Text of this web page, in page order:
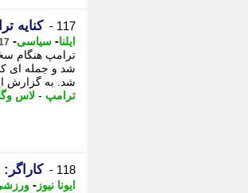
117 - کنایه
ایلنا- سیاسی- 17 ساعت پیش - پنجشنبه 15 مرداد
ترامپ هنگام
شد و جمله ای
شد. به گزارش
ترامپ - لاس
118 -
ایونا نیوز -